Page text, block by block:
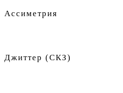
Ассиметрия
Джиттер (СКЗ)